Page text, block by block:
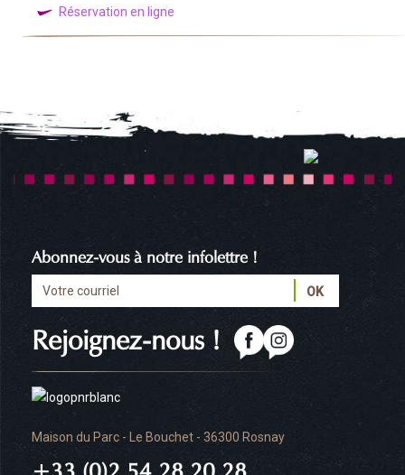
Réservation en ligne
Maison du Parc - Le Bouchet - 36300 Rosnay
+33 (0)2 54 28 20 28
Rejoignez-nous !
Abonnez-vous à notre infolettre !